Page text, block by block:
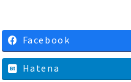
Facebook
Hatena